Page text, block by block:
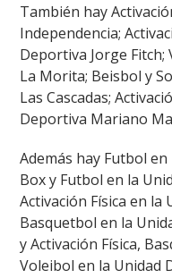
También hay
Independencia;
Deportiva Jorge
La Morita; Beisbol y
Las Cascadas;
Deportiva Mariano
Además hay Futbol
Box y Futbol en la
Activación Física en
Basquetbol en la
y Activación Física,
Voleibol en la Unidad